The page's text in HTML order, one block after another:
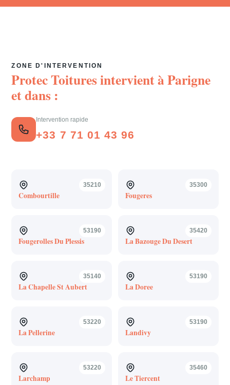
ZONE D'INTERVENTION
Protec Toitures intervient àParigne
et dans :
Intervention rapide
+33 7 71 01 43 96
35210
Combourtille
35300
Fougeres
53190
Fougerolles Du Plessis
35420
La Bazouge Du Desert
35140
La Chapelle St Aubert
53190
La Doree
53220
La Pellerine
53190
Landivy
53220
Larchamp
35460
Le Tiercent